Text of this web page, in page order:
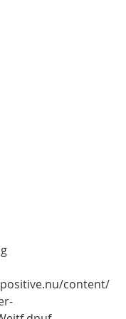
content/